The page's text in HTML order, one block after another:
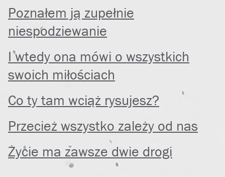
Poznałem ją zupełnie
niespodziewanie
I wtedy ona mówi o wszystkich
swoich miłościach
Co ty tam wciąż rysujesz?
Przecież wszystko zależy od nas
Życie ma zawsze dwie drogi